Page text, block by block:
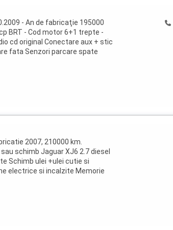
- An de fabricaţie 195000
BRT - Cod motor 6+1 trepte -
cd original Conectare aux + stic
fata Senzori parcare spate
2007, 210000 km.
schimb Jaguar XJ6 2.7 diesel
Schimb ulei +ulei cutie si
electrice si incalzite Memorie